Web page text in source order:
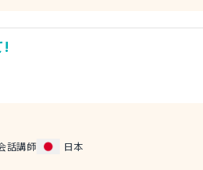
ジする長さは異なります。 「For
!
話講師
日本